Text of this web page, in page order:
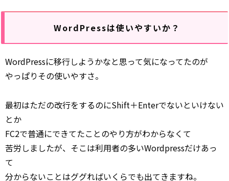
WordPressは使いやすいか？
WordPressに移行しようかなと思って気になってたのが
やっぱりその使いやすさ。
最初はただの改行をするのにShift＋Enterでないといけない
とか
FC2で普通にできてたことのやり方がわからなくて
苦労しましたが、そこは利用者の多いWordpressだけあっ
て
分からないことはググればいくらでも出てきますね。